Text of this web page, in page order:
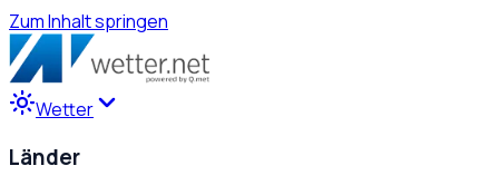
Zum Inhalt springen
Wetter
Länder